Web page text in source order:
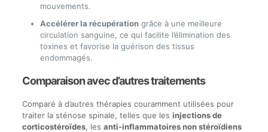
mouvements.
Accélérer la récupérationgrâce à une meilleure
circulation sanguine, ce qui facilite l’élimination des
toxines et favorise la guérison des tissus
endommagés.
Comparaison avec d’autres traitements
Comparé à d’autres thérapies couramment utilisées pour
traiter la sténose spinale, telles que les injections de
corticostéroïdes, les anti-inflammatoires non stéroïdiens